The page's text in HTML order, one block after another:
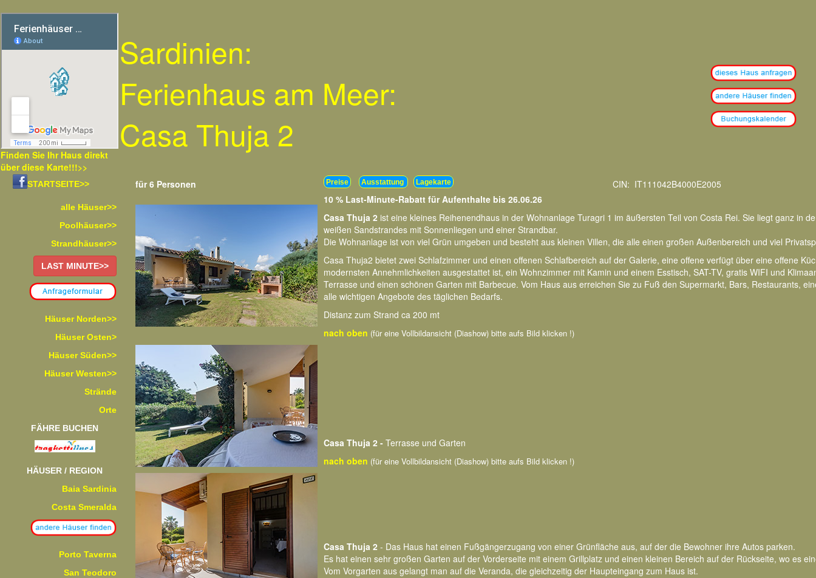
Finden Sie Ihr Haus direkt
über diese Karte!!!>>
Sardinien:
Ferienhaus am Meer:
Casa Thuja 2
STARTSEITE>>
alle Häuser>>
Poolhäuser>>
Strandhäuser>>
LAST MINUTE>>
Häuser Norden>>
Häuser Osten>
Häuser Süden>>
Häuser Westen>>
Strände
Orte
FÄHRE BUCHEN
HÄUSER / REGION
Baia Sardinia
Costa Smeralda
Porto Taverna
San Teodoro
für 6 Personen Preise Ausstattung Lagekarte
CIN: IT111042B4000E2005
10 % Last-Minute-Rabatt für Aufenthalte bis 26.06.26
Casa Thuja 2 ist eine kleines Reihenendhaus in der Wohnanlage Turagri 1 im äußersten Teil von Costa Rei. Sie liegt ganz in
weißen Sandstrandes mit Sonnenliegen und einer Strandbar.
Die Wohnanlage ist von viel Grün umgeben und besteht aus kleinen Villen, die alle einen großen Außenbereich und viel
Casa Thuja2 bietet zwei Schlafzimmer und einen offenen Schlafbereich auf der Galerie, eine offene verfügt über eine offene
modernsten Annehmlichkeiten ausgestattet ist, ein Wohnzimmer mit Kamin und einem Esstisch, SAT-TV, gratis WIFI und
Terrasse und einen schönen Garten mit Barbecue. Vom Haus aus erreichen Sie zu Fuß den Supermarkt, Bars, Restaurants,
alle wichtigen Angebote des täglichen Bedarfs.
Distanz zum Strand ca 200 mt
nach oben (für eine Vollbildansicht (Diashow) bitte aufs Bild klicken !)
Casa Thuja 2 - Terrasse und Garten
nach oben (für eine Vollbildansicht (Diashow) bitte aufs Bild klicken !)
Casa Thuja 2 - Das Haus hat einen Fußgängerzugang von einer Grünfläche aus, auf der die Bewohner ihre Autos parken.
Es hat einen sehr großen Garten auf der Vorderseite mit einem Grillplatz und einen kleinen Bereich auf der Rückseite, wo es
Vom Vorgarten aus gelangt man auf die Veranda, die gleichzeitig der Haupteingang zum Haus ist.